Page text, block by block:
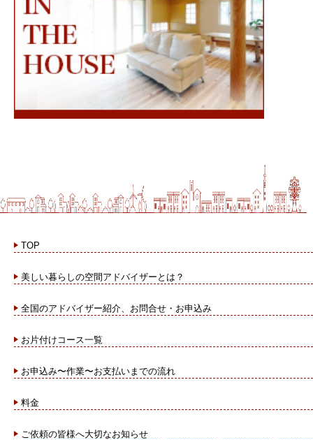
TOP
美しい暮らしの空間アドバイザーとは？
全国のアドバイザー紹介、お問合せ・お申込み
お片付けコース一覧
お申込み〜作業〜お支払いまでの流れ
料金
ご依頼の皆様へ大切なお知らせ